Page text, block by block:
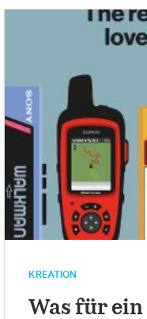
KREATION
Was für ein